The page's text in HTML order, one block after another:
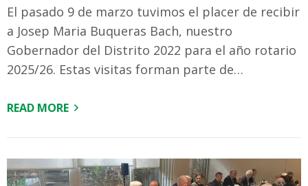
El pasado 9 de marzo tuvimos el placer de recibir
a Josep Maria Buqueras Bach, nuestro
Gobernador del Distrito 2022 para el año rotario
2025/26. Estas visitas forman parte de…
READ MORE